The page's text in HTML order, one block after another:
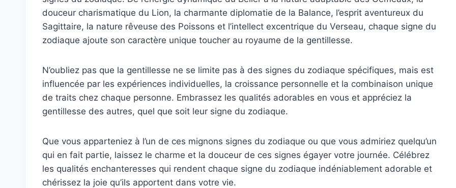
douceur charismatique du Lion, la charmante diplomatie de la Balance, l’esprit aventureux du
Sagittaire, la nature rêveuse des Poissons et l’intellect excentrique du Verseau, chaque signe du
zodiaque ajoute son caractère unique toucher au royaume de la gentillesse.
N’oubliez pas que la gentillesse ne se limite pas à des signes du zodiaque spécifiques, mais est
influencée par les expériences individuelles, la croissance personnelle et la combinaison unique
de traits chez chaque personne. Embrassez les qualités adorables en vous et appréciez la
gentillesse des autres, quel que soit leur signe du zodiaque.
Que vous apparteniez à l’un de ces mignons signes du zodiaque ou que vous admiriez quelqu’un
qui en fait partie, laissez le charme et la douceur de ces signes égayer votre journée. Célébrez
les qualités enchanteresses qui rendent chaque signe du zodiaque indéniablement adorable et
chérissez la joie qu’ils apportent dans votre vie.